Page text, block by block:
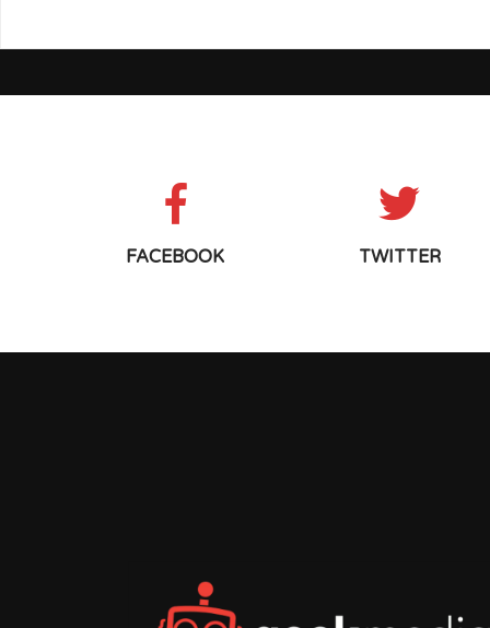
FACEBOOK TWITTER